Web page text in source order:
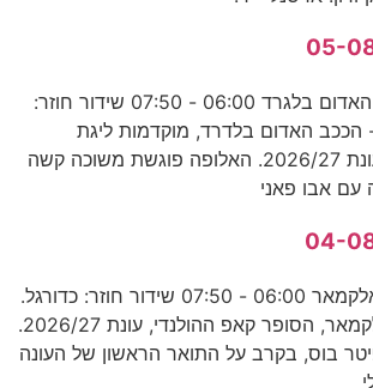
הפועל ב''ש - הכוכב האדום בלגרד 06:00 - 07:50 שידור חוזר:
הככב האדום בלדרד, מוקדמות ליגת
האלופות, סיבוב 3, עונת 2026/27. האלופה פוגשת משוכה קשה
עם אבו פאני
סופר קאפ: פ.ס.וו - אלקמאר 06:00 - 07:50 שידור חוזר: כדורגל.
פ.ס.וו איינדהובן - אלקמאר, הסופר קאפ ההולנדי, עונת 2026/27.
בוס, בקרב על התואר הראשון של העונה